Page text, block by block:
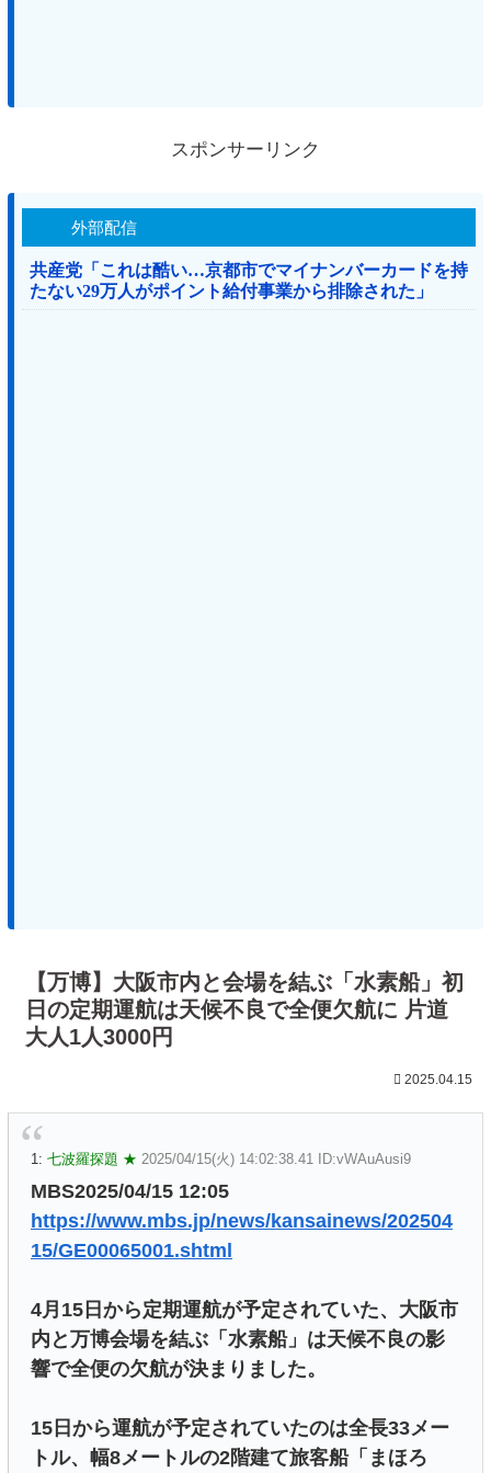
スポンサーリンク
外部配信
共産党「これは酷い…京都市でマイナンバーカードを持
たない29万人がポイント給付事業から排除された」
【万博】大阪市内と会場を結ぶ「水素船」初
日の定期運航は天候不良で全便欠航に 片道
大人1人3000円
2025.04.15
1: 七波羅探題 ★ 2025/04/15(火) 14:02:38.41 ID:vWAuAusi9
MBS2025/04/15 12:05
https://www.mbs.jp/news/kansainews/202504
15/GE00065001.shtml
4月15日から定期運航が予定されていた、大阪市
内と万博会場を結ぶ「水素船」は天候不良の影
響で全便の欠航が決まりました。
15日から運航が予定されていたのは全長33メー
トル、幅8メートルの2階建て旅客船「まほろ